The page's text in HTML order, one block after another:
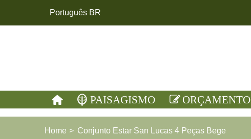
Português BR
PAISAGISMO ORÇAMENTO
Home > Conjunto Estar San Lucas 4 Peças Bege